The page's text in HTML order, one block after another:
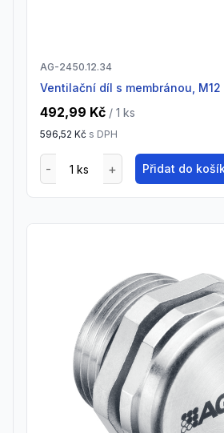
AG-2450.12.34
Ventilační díl s membránou, M12
492,99 Kč / 1 ks
596,52 Kč s DPH
Přidat do